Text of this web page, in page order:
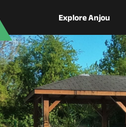
Explore Anjou